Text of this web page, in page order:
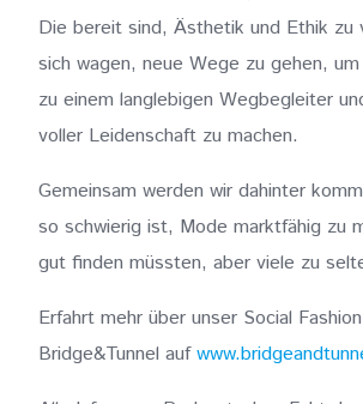
Die bereit sind, Ästhetik und Ethik zu
sich wagen, neue Wege zu gehen,
zu einem langlebigen Wegbegleiter
voller Leidenschaft zu machen.
Gemeinsam werden wir dahinter
so schwierig ist, Mode marktfähig zu
gut finden müssten, aber viele zu
Erfahrt mehr über unser Social
Bridge&Tunnel auf